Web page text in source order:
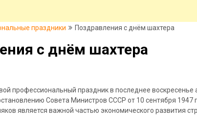
праздники Поздравления с днём шахтера
с днём шахтера
профессиональный праздник в последнее воскресенье
Совета Министров СССР от 10 сентября 1947
является важной частью экономического развития